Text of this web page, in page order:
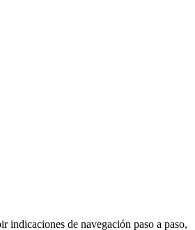
indicaciones de navegación paso a paso,